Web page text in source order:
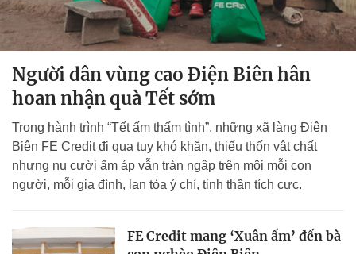
Người dân vùng cao Điện Biên hân
hoan nhận quà Tết sớm
Trong hành trình “Tết ấm thấm tình”, những xã làng Điện
Biên FE Credit đi qua tuy khó khăn, thiếu thốn vật chất
nhưng nụ cười ấm áp vẫn tràn ngập trên môi mỗi con
người, mỗi gia đình, lan tỏa ý chí, tinh thần tích cực.
FE Credit mang ‘Xuân ấm’ đến bà